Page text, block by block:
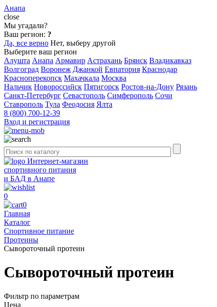
Анапа
close
Мы угадали?
Ваш регион: ?
Да, все верно Нет, выберу другой
Выберите ваш регион
Алушта Анапа Армавир Астрахань Брянск Владикавказ
Волгоград Воронеж Джанкой Евпатория Краснодар
Красноперекопск Махачкала Москва
Нальчик Новороссийск Пятигорск Ростов-на-Дону Рязань
Санкт-Петербург Севастополь Симферополь Сочи
Ставрополь Тула Феодосия Ялта
8 (800) 700-12-39
Вход и регистрация
Интернет-магазин
спортивного питания
и БАД в Анапе
0
0
Главная
Каталог
Спортивное питание
Протеины
Сывороточный протеин
Сывороточный протеин
Фильтр по параметрам
Цена